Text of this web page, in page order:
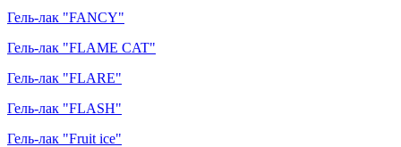
Гель-лак "FANCY"
Гель-лак "FLAME CAT"
Гель-лак "FLARE"
Гель-лак "FLASH"
Гель-лак "Fruit ice"